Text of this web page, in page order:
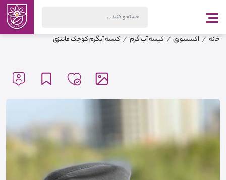
خانه اکسسوری کیسه آب گرم کیسه آبگرم کوچک فانتزی